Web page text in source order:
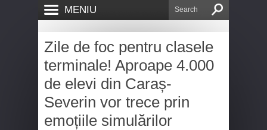
MENIU
Zile de foc pentru clasele
terminale! Aproape 4.000
de elevi din Caraș-
Severin vor trece prin
emoțiile simulărilor